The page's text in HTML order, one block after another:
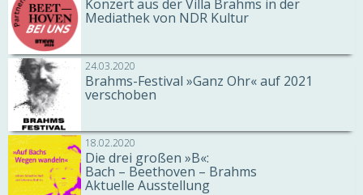
Konzert aus der Villa Brahms in der
Mediathek von NDR Kultur
24.03.2020
Brahms-Festival »Ganz Ohr« auf 2021
verschoben
18.02.2020
Die drei großen »B«:
Bach – Beethoven – Brahms
Aktuelle Ausstellung